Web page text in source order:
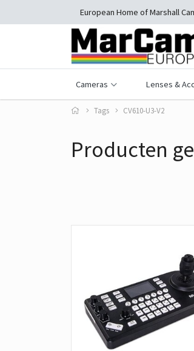
European Home of Marshall
Cameras Lenses &
Tags CV610-U3-V2
Producten